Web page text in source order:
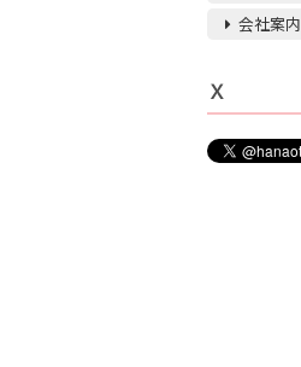
会社案内
Ｘ